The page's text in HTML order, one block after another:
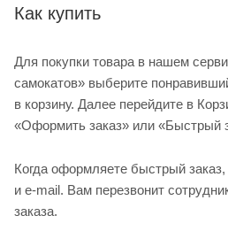
Как купить
Для покупки товара в нашем
самокатов» выберите
в корзину. Далее перейдите в
«Оформить заказ» или «Быстрый
Когда оформляете быстрый
и e-mail. Вам перезвонит
заказа.